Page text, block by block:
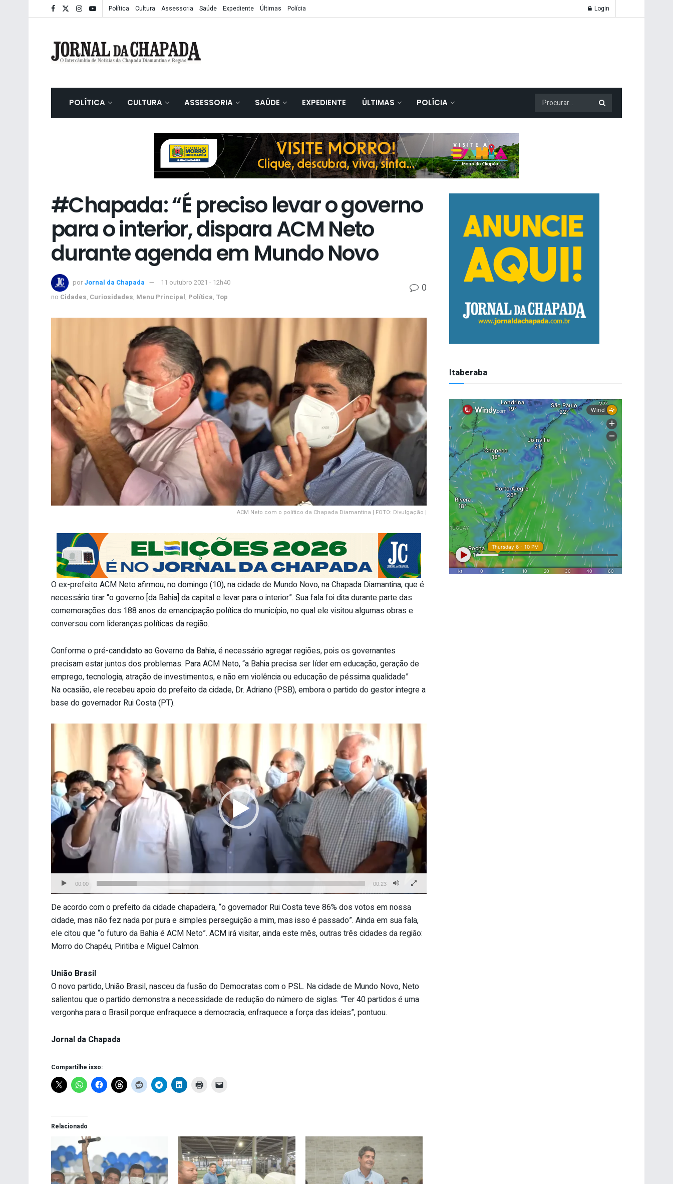
Política Cultura Assessoria Saúde Expediente Últimas Polícia Login
POLÍTICA CULTURA ASSESSORIA SAÚDE EXPEDIENTE ÚLTIMAS POLÍCIA
#Chapada: “É preciso levar o governo
para o interior, dispara ACM Neto
durante agenda em Mundo Novo
por Jornal da Chapada
11 outubro 2021 - 12h40
no Cidades, Curiosidades, Menu Principal, Política, Top
0
ACM Neto com o político da Chapada Diamantina | FOTO: Divulgação |
O ex-prefeito ACM Neto afirmou, no domingo (10), na cidade de Mundo Novo, na Chapada Diamantina, que é
necessário tirar “o governo [da Bahia] da capital e levar para o interior”. Sua fala foi dita durante parte das
comemorações dos 188 anos de emancipação política do município, no qual ele visitou algumas obras e
conversou com lideranças políticas da região.
Conforme o pré-candidato ao Governo da Bahia, é necessário agregar regiões, pois os governantes
precisam estar juntos dos problemas. Para ACM Neto, “a Bahia precisa ser líder em educação, geração de
emprego, tecnologia, atração de investimentos, e não em violência ou educação de péssima qualidade”
Na ocasião, ele recebeu apoio do prefeito da cidade, Dr. Adriano (PSB), embora o partido do gestor integre a
base do governador Rui Costa (PT).
00:00 00:23
De acordo com o prefeito da cidade chapadeira, “o governador Rui Costa teve 86% dos votos em nossa
cidade, mas não fez nada por pura e simples perseguição a mim, mas isso é passado”. Ainda em sua fala,
ele citou que “o futuro da Bahia é ACM Neto”. ACM irá visitar, ainda este mês, outras três cidades da região:
Morro do Chapéu, Piritiba e Miguel Calmon.
União Brasil
O novo partido, União Brasil, nasceu da fusão do Democratas com o PSL. Na cidade de Mundo Novo, Neto
salientou que o partido demonstra a necessidade de redução do número de siglas. “Ter 40 partidos é uma
vergonha para o Brasil porque enfraquece a democracia, enfraquece a força das ideias”, pontuou.
Jornal da Chapada
Compartilhe isso:
Relacionado
Itaberaba